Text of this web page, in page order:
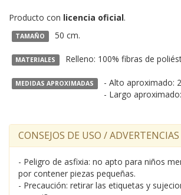
Producto con licencia oficial.
TAMAÑO 50 cm.
MATERIALES Relleno: 100% fibras de
MEDIDAS APROXIMADAS
- Alto aproximado:
- Largo
CONSEJOS DE USO / ADVERTENCIAS
- Peligro de asfixia: no apto para niños
por contener piezas pequeñas.
- Precaución: retirar las etiquetas y